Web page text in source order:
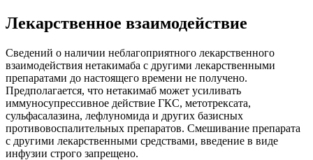
Лекарственное взаимодействие
Сведений о наличии неблагоприятного лекарственного
взаимодействия нетакимаба с другими лекарственными
препаратами до настоящего времени не получено.
Предполагается, что нетакимаб может усиливать
иммуносупрессивное действие ГКС, метотрексата,
сульфасалазина, лефлуномида и других базисных
противовоспалительных препаратов. Смешивание препарата
с другими лекарственными средствами, введение в виде
инфузии строго запрещено.